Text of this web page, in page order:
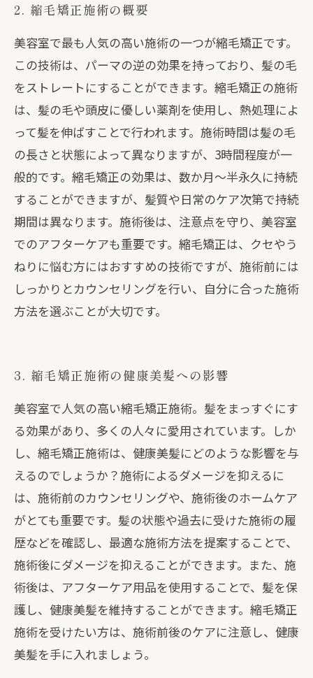
2. 縮毛矯正施術の概要
美容室で最も人気の高い施術の一つが縮毛矯正です。
この技術は、パーマの逆の効果を持っており、髪の毛
をストレートにすることができます。縮毛矯正の施術
は、髪の毛や頭皮に優しい薬剤を使用し、熱処理によ
って髪を伸ばすことで行われます。施術時間は髪の毛
の長さと状態によって異なりますが、3時間程度が一
般的です。縮毛矯正の効果は、数か月～半永久に持続
することができますが、髪質や日常のケア次第で持続
期間は異なります。施術後は、注意点を守り、美容室
でのアフターケアも重要です。縮毛矯正は、クセやう
ねりに悩む方にはおすすめの技術ですが、施術前には
しっかりとカウンセリングを行い、自分に合った施術
方法を選ぶことが大切です。
3. 縮毛矯正施術の健康美髪への影響
美容室で人気の高い縮毛矯正施術。髪をまっすぐにす
る効果があり、多くの人々に愛用されています。しか
し、縮毛矯正施術は、健康美髪にどのような影響を与
えるのでしょうか？施術によるダメージを抑えるに
は、施術前のカウンセリングや、施術後のホームケア
がとても重要です。髪の状態や過去に受けた施術の履
歴などを確認し、最適な施術方法を提案することで、
施術後にダメージを抑えることができます。また、施
術後は、アフターケア用品を使用することで、髪を保
護し、健康美髪を維持することができます。縮毛矯正
施術を受けたい方は、施術前後のケアに注意し、健康
美髪を手に入れましょう。